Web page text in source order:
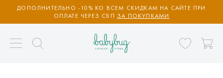
ДОПОЛНИТЕЛЬНО -10% КО ВСЕМ СКИДКАМ НА САЙТЕ ПРИ
ОПЛАТЕ ЧЕРЕЗ СБП ЗА ПОКУПКАМИ